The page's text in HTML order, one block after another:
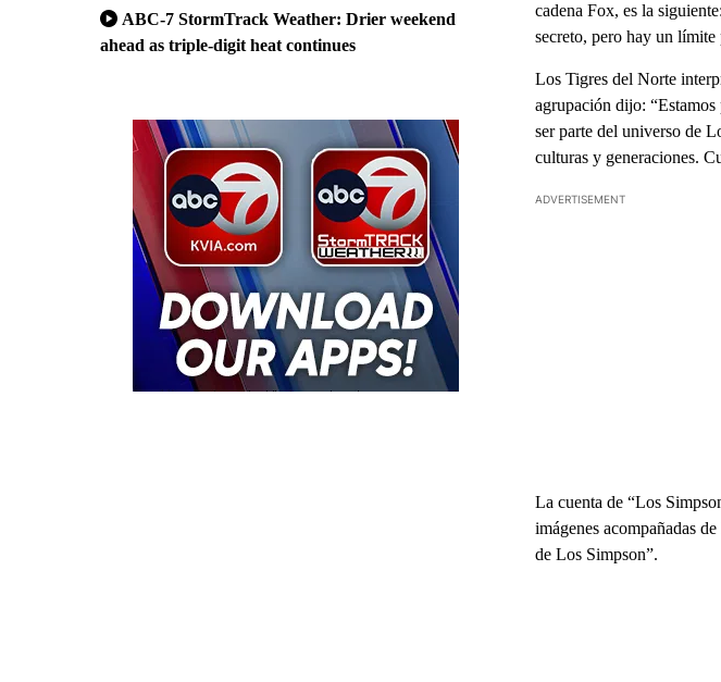
ABC-7 StormTrack Weather: Drier weekend
ahead as triple-digit heat continues
cadena Fox, es la
secreto, pero hay un límite
Los Tigres del Norte
agrupación dijo:
ser parte del universo de
culturas y generaciones.
ADVERTISEMENT
La cuenta de “Los
imágenes acompañadas
de Los Simpson”.